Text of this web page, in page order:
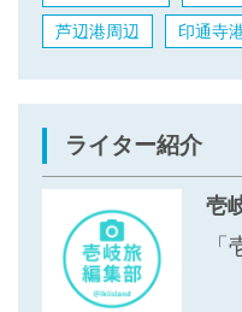
芦辺港周辺 印通寺
ライター紹介
壱